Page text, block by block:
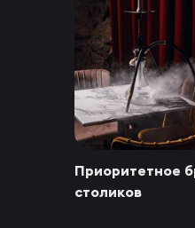
Приоритетное
столиков